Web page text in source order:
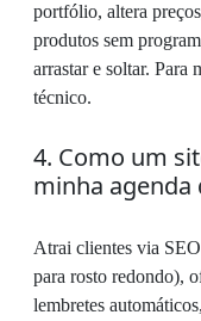
portfólio, altera
produtos sem
arrastar e soltar. Para
técnico.
4. Como um
minha agenda
Atrai clientes via
para rosto redondo),
lembretes